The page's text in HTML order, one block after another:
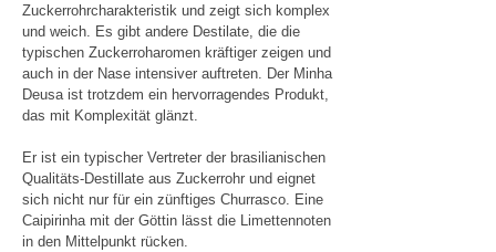
Zuckerrohrcharakteristik und zeigt sich komplex
und weich. Es gibt andere Destilate, die die
typischen Zuckerroharomen kräftiger zeigen und
auch in der Nase intensiver auftreten. Der Minha
Deusa ist trotzdem ein hervorragendes Produkt,
das mit Komplexität glänzt.
Er ist ein typischer Vertreter der brasilianischen
Qualitäts-Destillate aus Zuckerrohr und eignet
sich nicht nur für ein zünftiges Churrasco. Eine
Caipirinha mit der Göttin lässt die Limettennoten
in den Mittelpunkt rücken.